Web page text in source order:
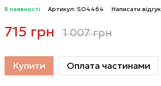
В наявності Артикул: SO4464 Написати відгук
715 грн 1 007 грн
Купити Оплата частинами